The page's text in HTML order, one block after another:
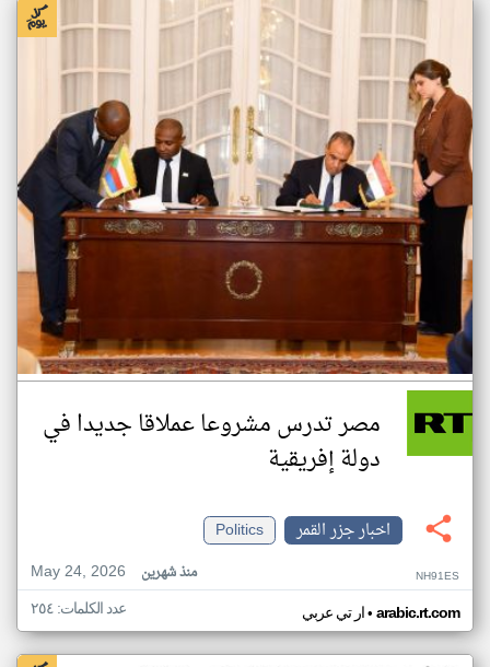
مصر تدرس مشروعا عملاقا جديدا في
دولة إفريقية
اخبار جزر القمر
Politics
May 24, 2026
منذ شهرين NH91ES
ار تي عربي• arabic.rt.com عدد الكلمات: ٢٥٤